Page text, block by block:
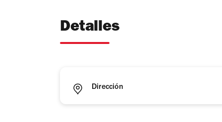
Detalles
Dirección